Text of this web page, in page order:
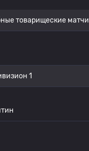
товарищеские матчи
1